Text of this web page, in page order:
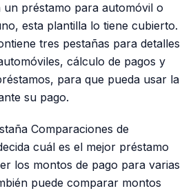
un préstamo para automóvil o
esta plantilla lo tiene cubierto.
tres pestañas para detalles
cálculo de pagos y
para que pueda usar la
su pago.
Comparaciones de
cuál es el mejor préstamo
los montos de pago para varias
puede comparar montos